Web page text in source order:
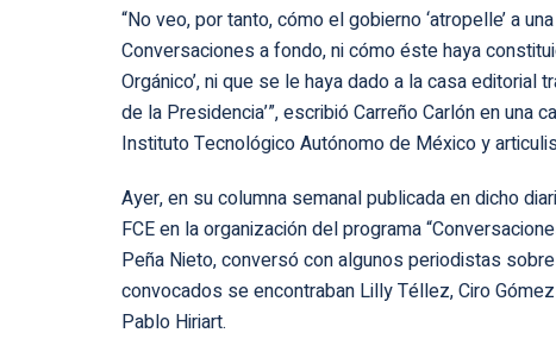
“No veo, por tanto, cómo el gobierno ‘atropelle’ a
Conversaciones a fondo, ni cómo éste haya
Orgánico’, ni que se le haya dado a la casa
de la Presidencia’”, escribió Carreño Carlón en
Instituto Tecnológico Autónomo de México y
Ayer, en su columna semanal publicada en dicho
FCE en la organización del programa
Peña Nieto, conversó con algunos periodistas
convocados se encontraban Lilly Téllez, Ciro
Pablo Hiriart.